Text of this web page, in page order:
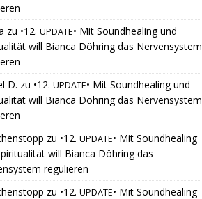
zu •12. UPDATE• Mit Soundhealing und
will Bianca Döhring das Nervensystem
D. zu •12. UPDATE• Mit Soundhealing und
will Bianca Döhring das Nervensystem
zu •12. UPDATE• Mit Soundhealing
will Bianca Döhring das
regulieren
zu •12. UPDATE• Mit Soundhealing